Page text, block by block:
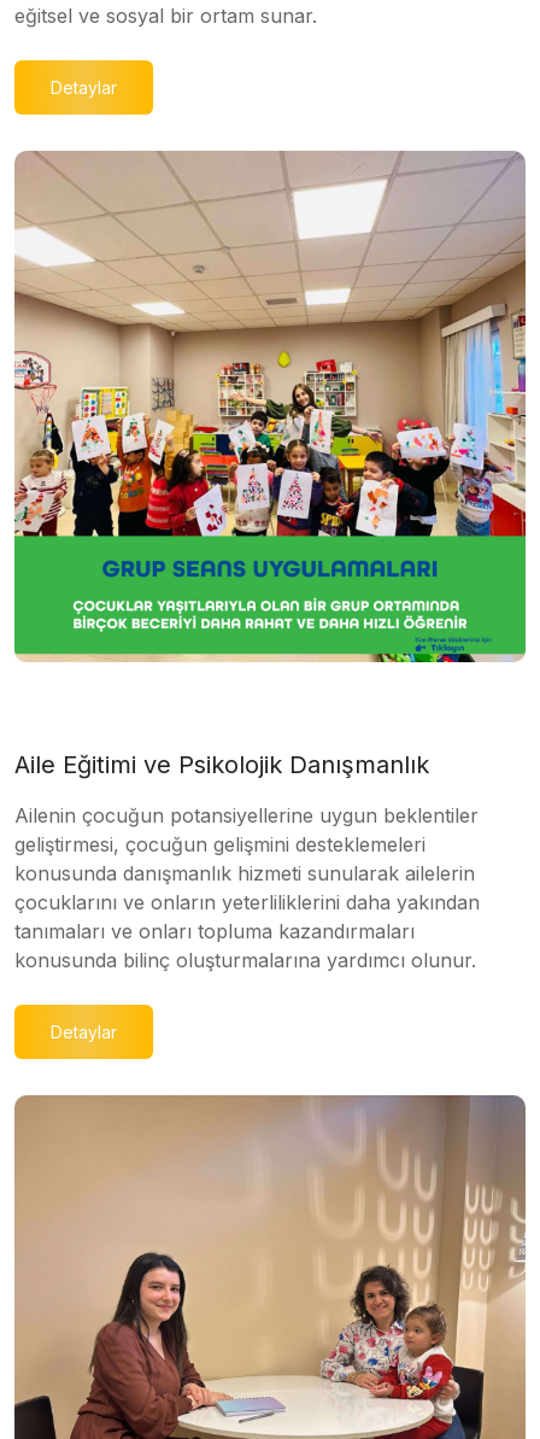
eğitsel ve sosyal bir ortam sunar.
Detaylar
Aile Eğitimi ve Psikolojik Danışmanlık
Ailenin çocuğun potansiyellerine uygun beklentiler
geliştirmesi, çocuğun gelişmini desteklemeleri
konusunda danışmanlık hizmeti sunularak ailelerin
çocuklarını ve onların yeterliliklerini daha yakından
tanımaları ve onları topluma kazandırmaları
konusunda bilinç oluşturmalarına yardımcı olunur.
Detaylar